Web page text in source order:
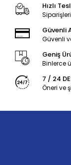
Hızlı
Güvenli
Güvenli
Geniş
Binlerce
7 / 24
Öneri ve